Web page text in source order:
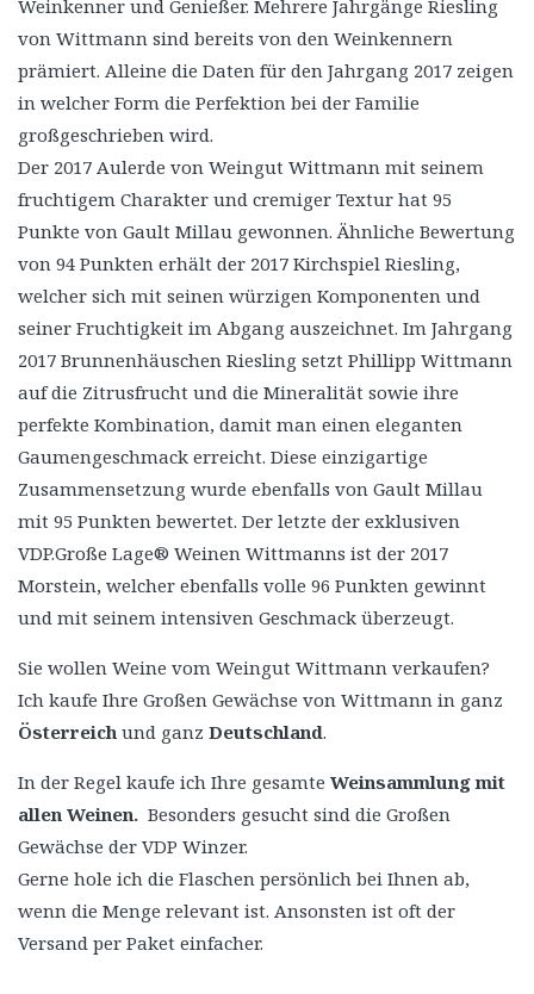
Weinkenner und Genießer. Mehrere Jahrgänge Riesling
von Wittmann sind bereits von den Weinkennern
prämiert. Alleine die Daten für den Jahrgang 2017 zeigen
in welcher Form die Perfektion bei der Familie
großgeschrieben wird.
Der 2017 Aulerde von Weingut Wittmann mit seinem
fruchtigem Charakter und cremiger Textur hat 95
Punkte von Gault Millau gewonnen. Ähnliche Bewertung
von 94 Punkten erhält der 2017 Kirchspiel Riesling,
welcher sich mit seinen würzigen Komponenten und
seiner Fruchtigkeit im Abgang auszeichnet. Im Jahrgang
2017 Brunnenhäuschen Riesling setzt Phillipp Wittmann
auf die Zitrusfrucht und die Mineralität sowie ihre
perfekte Kombination, damit man einen eleganten
Gaumengeschmack erreicht. Diese einzigartige
Zusammensetzung wurde ebenfalls von Gault Millau
mit 95 Punkten bewertet. Der letzte der exklusiven
VDP.Große Lage® Weinen Wittmanns ist der 2017
Morstein, welcher ebenfalls volle 96 Punkten gewinnt
und mit seinem intensiven Geschmack überzeugt.
Sie wollen Weine vom Weingut Wittmann verkaufen?
Ich kaufe Ihre Großen Gewächse von Wittmann in ganz
Österreich und ganz Deutschland.
In der Regel kaufe ich Ihre gesamte Weinsammlung mit
allen Weinen. Besonders gesucht sind die Großen
Gewächse der VDP Winzer.
Gerne hole ich die Flaschen persönlich bei Ihnen ab,
wenn die Menge relevant ist. Ansonsten ist oft der
Versand per Paket einfacher.